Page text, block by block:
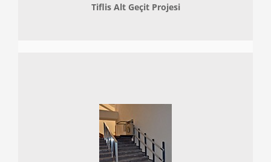
Tiflis Alt Geçit Projesi